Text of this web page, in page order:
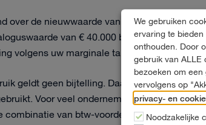
over de nieuwwaarde van het voertuig en
van € 40.000 bedraagt de
volgens uw marginale tarief.
geldt geen bijtelling. Daarom is het
Voor veel ondernemers die de bus
combinatie van btw-voordelen en een
We gebruiken
ervaring te
onthouden. Door
gebruik van ALLE
bezoeken om
vervolgens op
privacy- en
Noodzakelijke